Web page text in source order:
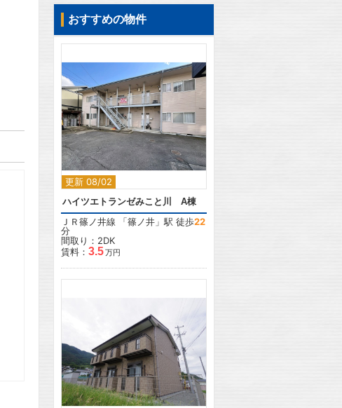
おすすめの物件
更新 08/02
2
ハイツエトランゼみこと川 A棟
ＪＲ篠ノ井線 「篠ノ井 」駅 徒歩22
分
間取り：2DK
賃料： 3.5万円
2